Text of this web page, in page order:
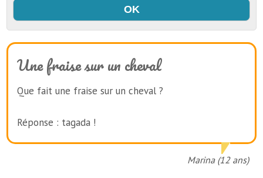
Une fraise sur un cheval
Que fait une fraise sur un cheval ?
Réponse : tagada !
Marina (12 ans)